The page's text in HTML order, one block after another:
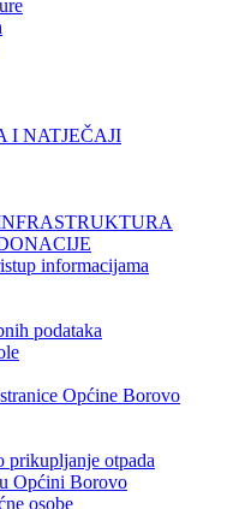
I NATJEČAJI
informacijama
podataka
Općine Borovo
prikupljanje otpada
Općini Borovo
osobe